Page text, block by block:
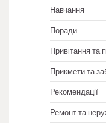
Навчання
Поради
Привітання та
Прикмети та
Рекомендації
Ремонт та